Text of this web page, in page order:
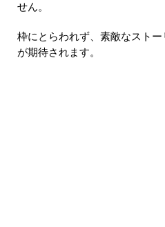
せん。
枠にとらわれず、素敵なスト
が期待されます。